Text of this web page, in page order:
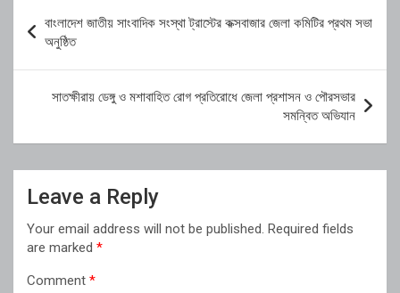
navigation
বাংলাদেশ জাতীয় সাংবাদিক সংস্থা ট্রাস্টের কক্সবাজার জেলা কমিটির প্রথম সভা
অনুষ্ঠিত
সাতক্ষীরায় ডেঙ্গু ও মশাবাহিত রোগ প্রতিরোধে জেলা প্রশাসন ও পৌরসভার
সমন্বিত অভিযান
Leave a Reply
Your email address will not be published. Required fields
are marked *
Comment *